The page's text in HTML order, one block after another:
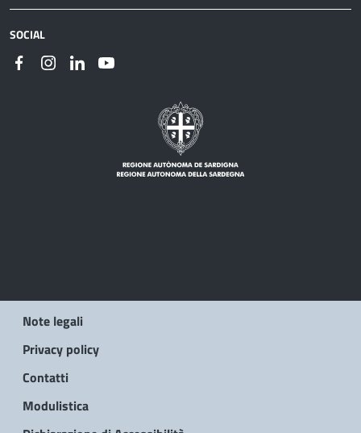
SOCIAL
Note legali
Privacy policy
Contatti
Modulistica